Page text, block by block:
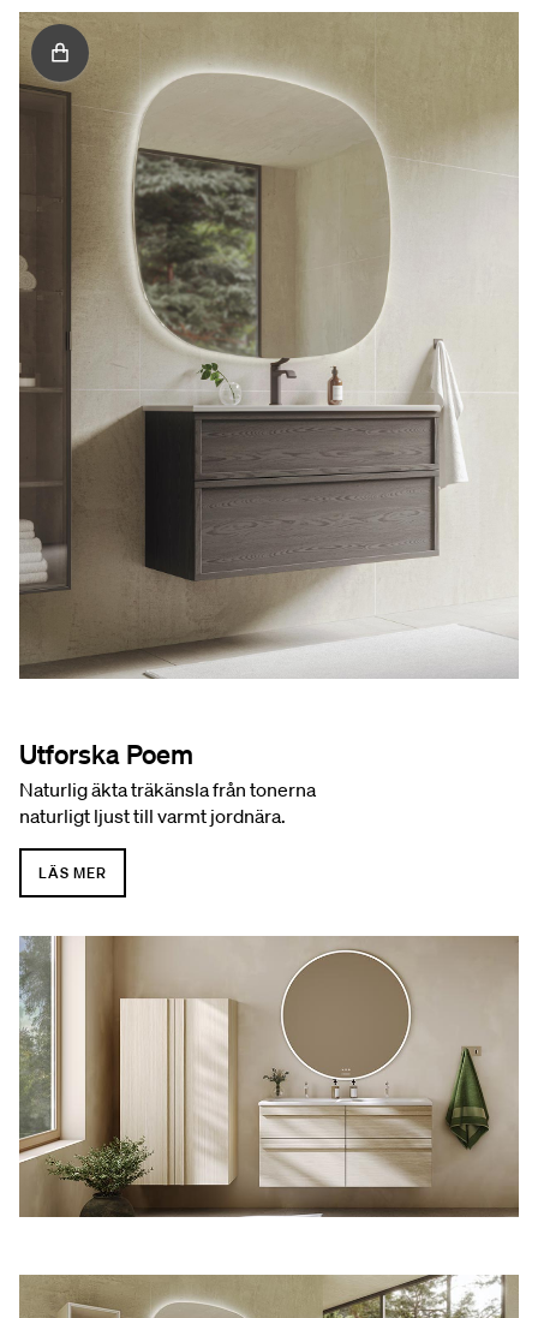
Utforska Poem
Naturlig äkta träkänsla från tonerna
naturligt ljust till varmt jordnära.
LÄS MER